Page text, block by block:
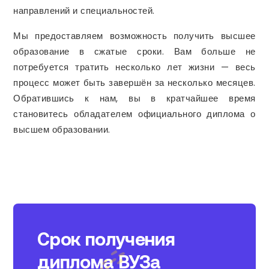
направлений и специальностей.
Мы предоставляем возможность получить высшее
образование в сжатые сроки. Вам больше не
потребуется тратить несколько лет жизни — весь
процесс может быть завершён за несколько месяцев.
Обратившись к нам, вы в кратчайшее время
становитесь обладателем официального диплома о
высшем образовании.
Срок получения
диплома ВУЗа